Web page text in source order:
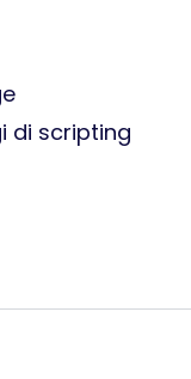
di scripting